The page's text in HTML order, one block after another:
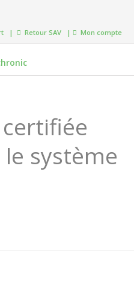
| Retour SAV | Mon compte
le système